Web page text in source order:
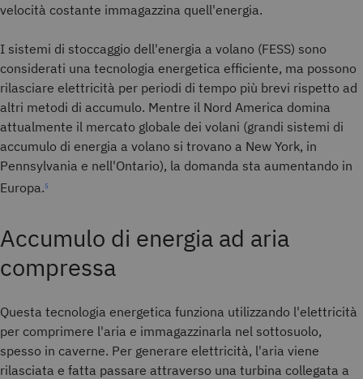
velocità costante immagazzina quell'energia.
I sistemi di stoccaggio dell'energia a volano (FESS) sono
considerati una tecnologia energetica efficiente, ma possono
rilasciare elettricità per periodi di tempo più brevi rispetto ad
altri metodi di accumulo. Mentre il Nord America domina
attualmente il mercato globale dei volani (grandi sistemi di
accumulo di energia a volano si trovano a New York, in
Pennsylvania e nell'Ontario), la domanda sta aumentando in
Europa. 5
Accumulo di energia ad aria
compressa
Questa tecnologia energetica funziona utilizzando l'elettricità
per comprimere l'aria e immagazzinarla nel sottosuolo,
spesso in caverne. Per generare elettricità, l'aria viene
rilasciata e fatta passare attraverso una turbina collegata a